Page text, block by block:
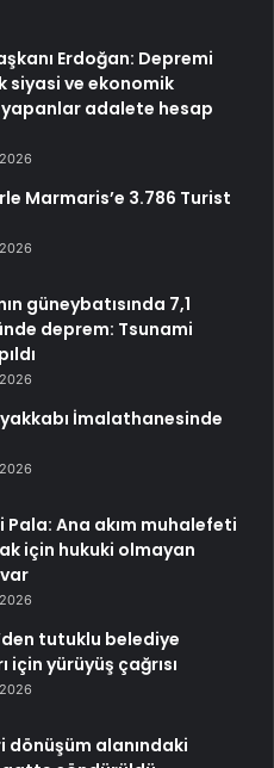
Erdoğan: Depremi
siyasi ve ekonomik
yapanlar adalete hesap
Marmaris’e 3.786 Turist
güneybatısında 7,1
deprem: Tsunami
İmalathanesinde
Pala: Ana akım muhalefeti
için hukuki olmayan
tutuklu belediye
için yürüyüş çağrısı
dönüşüm alanındaki